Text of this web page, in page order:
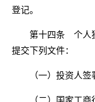
登记。
第十四条 个人独
提交下列文件：
（一）投资人签署